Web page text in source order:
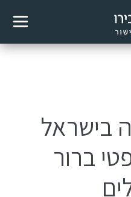
בישראל
ברור